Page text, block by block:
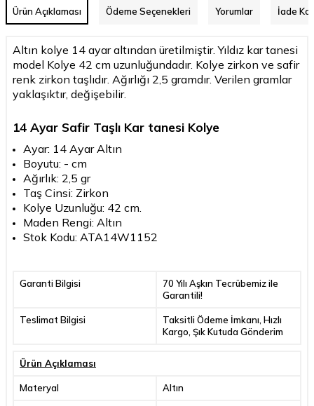
Ürün Açıklaması Ödeme Seçenekleri Yorumlar İade
Altın kolye 14 ayar altından üretilmiştir. Yıldız kar tanesi
model Kolye 42 cm uzunluğundadır. Kolye zirkon ve safir
renk zirkon taşlıdır. Ağırlığı 2,5 gramdır. Verilen gramlar
yaklaşıktır, değişebilir.
14 Ayar Safir Taşlı Kar tanesi Kolye
Ayar: 14 Ayar Altın
Boyutu: - cm
Ağırlık: 2,5 gr
Taş Cinsi: Zirkon
Kolye Uzunluğu: 42 cm.
Maden Rengi: Altın
Stok Kodu: ATA14W1152
Garanti Bilgisi
70 Yılı Aşkın Tecrübemiz ile
Garantili!
Teslimat Bilgisi
Taksitli Ödeme İmkanı, Hızlı
Kargo, Şık Kutuda Gönderim
Ürün Açıklaması
Materyal Altın